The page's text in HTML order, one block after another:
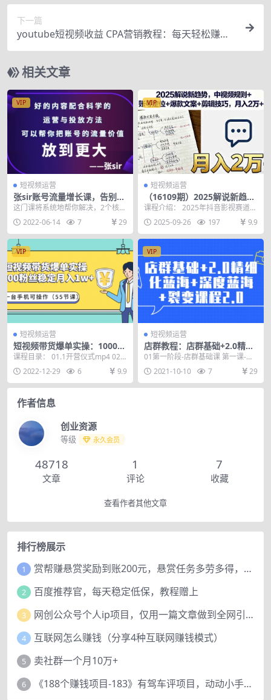
下一篇
youtube短视频收益 CPA营销教程：每天轻松赚钱2
00美元！
相关文章
VIP
短视频运营
张sir账号流量增长课，告别海
王流量，让你的流量更精准
这门课将系统地帮你解决，2个核心
痛点问题，1内容没流量2账号不
涨，很多人都会告诉...
2022-06-14 7 29
VIP
短视频运营
（16109期）2025解说新趋
势，中视频规则+账号定位+爆
款文案+剪辑技巧，月入2万+
课程介绍： 2025年抖音影视赛道的
实战课程，涵盖账号定位-内容制作-
流量变现三...
2025-09-26 197 9.9
VIP
短视频运营
短视频带货爆单实操：1000粉
丝稳定可操作（55节课）
课程目录： 01.1开营仪式mp4 02.2
做抖音需要一卡一机一号吗？.mp4
... 2022-12-29 6 9.9
VIP
短视频运营
店群教程：店群基础+2.0精细
化蓝海+深度蓝海+裂变课程2.
01第一阶段-店群基础课 第一课-店
群模式本质与基本操作流程 第三课-
店群基础小...
2021-10-10 7 29
作者信息
创业资源
等级 永久会员
48718
文章
1
评论
7
收藏
查看作者其他文章
排行榜展示
1 赏帮赚悬赏奖励到账200元，悬赏任务多劳多得，人人可做。
2 百度推荐官，每天稳定低保，教程赠上
3 网创公众号个人ip项目，仅用一篇文章做到全网引流！
4 互联网怎么赚钱（分享4种互联网赚钱模式）
5 卖社群一个月10万+
6 《188个赚钱项目-183》有驾车评项目，动动小手，复制粘贴赚44元！